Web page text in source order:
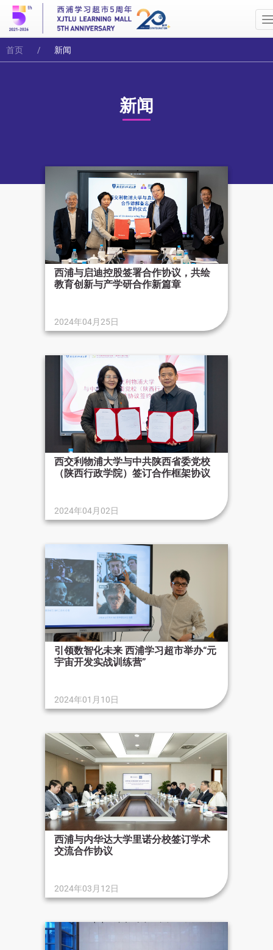
首页 新闻
新闻
西浦与启迪控股签署合作协议，共绘
教育创新与产学研合作新篇章
2024年04月25日
西交利物浦大学与中共陕西省委党校
（陕西行政学院）签订合作框架协议
2024年04月02日
引领数智化未来 西浦学习超市举办“元
宇宙开发实战训练营”
2024年01月10日
西浦与内华达大学里诺分校签订学术
交流合作协议
2024年03月12日